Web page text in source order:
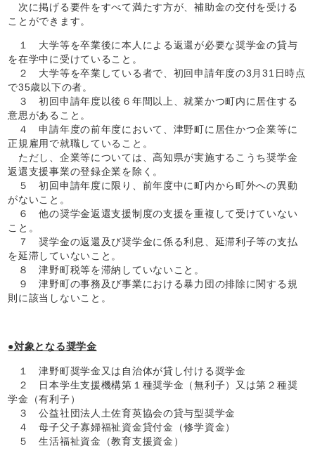
次に掲げる要件をすべて満たす方が、補助金の交付を受ける
ことができます。
１ 大学等を卒業後に本人による返還が必要な奨学金の貸与
を在学中に受けていること。
２ 大学等を卒業している者で、初回申請年度の3月31日時点
で35歳以下の者。
３ 初回申請年度以後６年間以上、就業かつ町内に居住する
意思があること。
４ 申請年度の前年度において、津野町に居住かつ企業等に
正規雇用で就職していること。
ただし、企業等については、高知県が実施するこうち奨学金
返還支援事業の登録企業を除く。
５ 初回申請年度に限り、前年度中に町内から町外への異動
がないこと。
６ 他の奨学金返還支援制度の支援を重複して受けていない
こと。
７ 奨学金の返還及び奨学金に係る利息、延滞利子等の支払
を延滞していないこと。
８ 津野町税等を滞納していないこと。
９ 津野町の事務及び事業における暴力団の排除に関する規
則に該当しないこと。
●対象となる奨学金
１ 津野町奨学金又は自治体が貸し付ける奨学金
２ 日本学生支援機構第１種奨学金（無利子）又は第２種奨
学金（有利子）
３ 公益社団法人土佐育英協会の貸与型奨学金
４ 母子父子寡婦福祉資金貸付金（修学資金）
５ 生活福祉資金（教育支援資金）